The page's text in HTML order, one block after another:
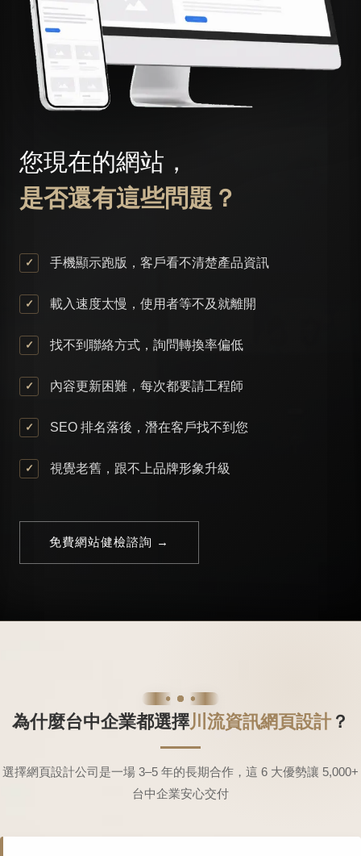
您現在的網站，
是否還有這些問題？
手機顯示跑版，客戶看不清楚產品資訊
載入速度太慢，使用者等不及就離開
找不到聯絡方式，詢問轉換率偏低
內容更新困難，每次都要請工程師
SEO 排名落後，潛在客戶找不到您
視覺老舊，跟不上品牌形象升級
免費網站健檢諮詢 →
為什麼台中企業都選擇川流資訊網頁設計？
選擇網頁設計公司是一場 3–5 年的長期合作，這 6 大優勢讓 5,000+
台中企業安心交付